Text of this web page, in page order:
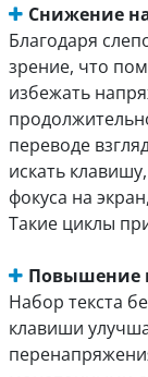
Снижение
Благодаря
зрение, что
избежать
переводе
искать
фокуса на
Такие циклы
Повышение
Набор текста
клавиши